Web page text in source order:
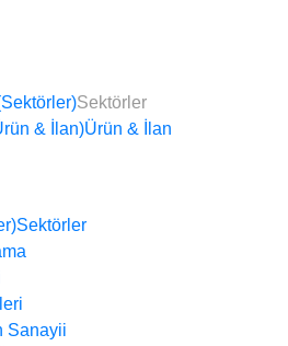
Sektörler
& İlan)Ürün & İlan
Sektörler
Sanayii